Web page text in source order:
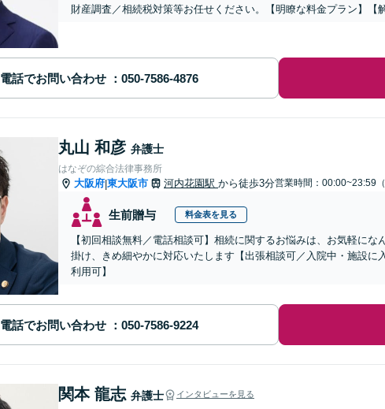
財産調査／相続税対策等お任せください。【明瞭な料金プラン】【
電話でお問い合わせ
丸山 和彦 弁護士
はなぞの綜合法律事務所
大阪府|東大阪市 河内花園駅 から徒歩3分営業時間：00:00~23:59（
生前贈与 料金表を見る
【初回相談無料／電話相談可】相続に関するお悩みは、お気軽に
掛け、きめ細やかに対応いたします【出張相談可／入院中・施設
利用可】
電話でお問い合わせ
関本 龍志 弁護士 インタビューを見る